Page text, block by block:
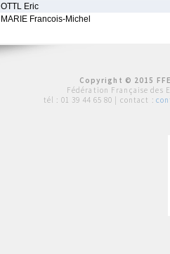
OTTL Eric
MARIE Francois-Michel
Copyright © 2015
Fédération Française des
tél : 01 39 44 65 80 | contact :